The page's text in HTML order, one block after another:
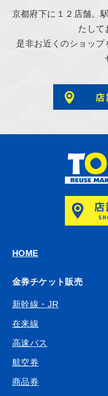
京都府下に１２店舗。
たして
是非お近くのショップ
HOME
金券チケット販売
新幹線・JR
在来線
高速バス
航空券
商品券